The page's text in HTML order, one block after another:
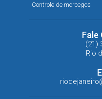
Controle de morcegos
Fale
(21)
Rio